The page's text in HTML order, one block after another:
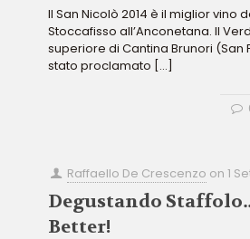
Il San Nicolò 2014 è il miglior vino
Stoccafisso all’Anconetana. Il
superiore di Cantina Brunori (San
stato proclamato […]
Raffaello De Crescenzo on1
Degustando
Better!